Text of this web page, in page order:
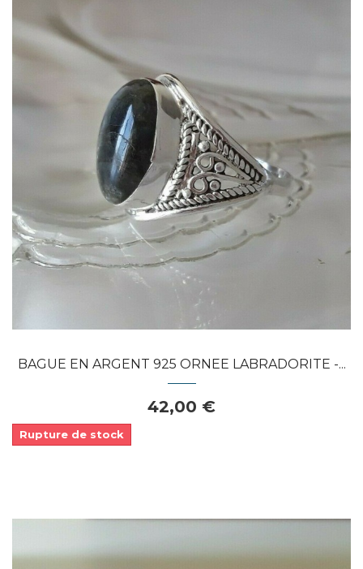
Dans mon panier
APERÇU RAPIDE
BAGUE EN ARGENT 925 ORNEE LABRADORITE -...
42,00 €
Rupture de stock